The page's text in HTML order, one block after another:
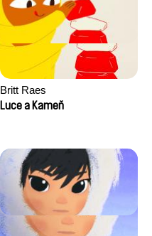
Britt Raes
Luce a Kameň